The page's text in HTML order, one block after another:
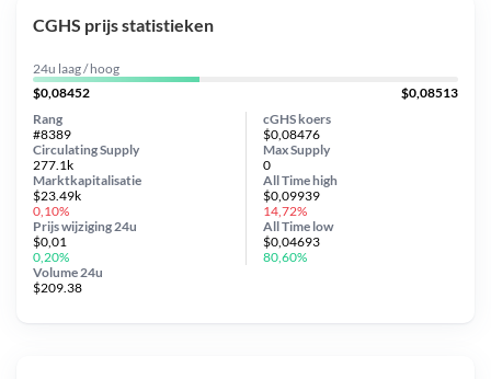
CGHS prijs statistieken
24u laag / hoog
$0,08452
$0,08513
cGHS koers
$0,08476
Circulating Supply
277.1k
Prijs wijziging 24u
$0,01
0,20%
Max Supply
0
Marktkapitalisatie
$23.49k
0,10%
Volume 24u
$209.38
Rang
#8389
All Timehigh
$0,09939
14,72%
All Time low
$0,04693
80,60%